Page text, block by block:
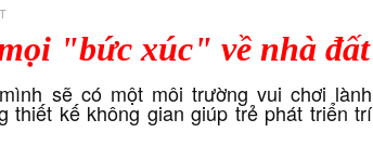
"bức xúc" về nhà đất
sẽ có một môi trường vui chơi lành
thiết kế không gian giúp trẻ phát triển trí